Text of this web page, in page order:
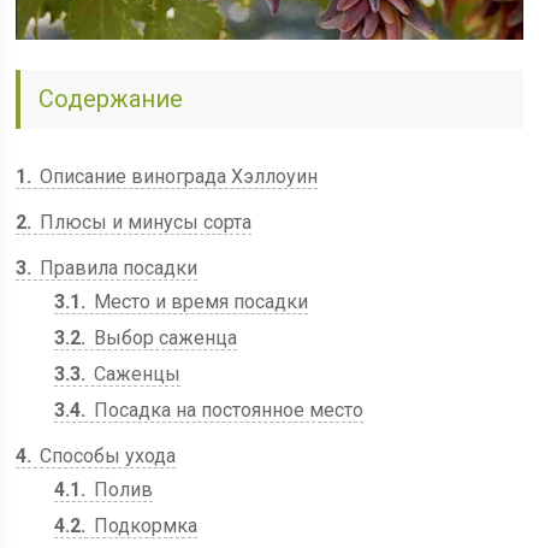
Содержание
1
Описание винограда Хэллоуин
2
Плюсы и минусы сорта
3
Правила посадки
3.1
Место и время посадки
3.2
Выбор саженца
3.3 Саженцы
3.4
Посадка на постоянное место
4 Способы ухода
4.1
Полив
4.2
Подкормка